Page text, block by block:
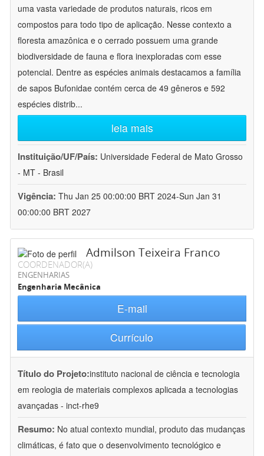
uma vasta variedade de produtos naturais, ricos em
compostos para todo tipo de aplicação. Nesse contexto a
floresta amazônica e o cerrado possuem uma grande
biodiversidade de fauna e flora inexploradas com esse
potencial. Dentre as espécies animais destacamos a família
de sapos Bufonidae contém cerca de 49 gêneros e 592
espécies distrib...
leia mais
Instituição/UF/País: Universidade Federal de Mato Grosso
- MT - Brasil
Vigência: Thu Jan 25 00:00:00 BRT 2024-Sun Jan 31
00:00:00 BRT 2027
Admilson Teixeira Franco
COORDENADOR(A)
ENGENHARIAS
Engenharia Mecânica
E-mail
Currículo
Título do Projeto:instituto nacional de ciência e tecnologia
em reologia de materiais complexos aplicada a tecnologias
avançadas - inct-rhe9
Resumo: No atual contexto mundial, produto das mudanças
climáticas, é fato que o desenvolvimento tecnológico e